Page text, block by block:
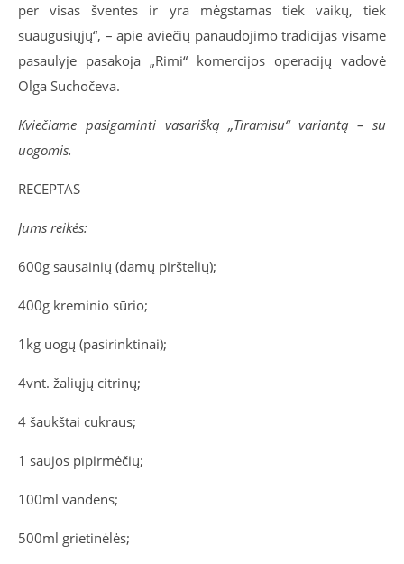
per visas šventes ir yra mėgstamas tiek vaikų, tiek
suaugusiųjų“, – apie aviečių panaudojimo tradicijas visame
pasaulyje pasakoja „Rimi“ komercijos operacijų vadovė
Olga Suchočeva.
Kviečiame pasigaminti vasarišką „Tiramisu“ variantą – su
uogomis.
RECEPTAS
Jums reikės:
600g sausainių (damų pirštelių);
400g kreminio sūrio;
1kg uogų (pasirinktinai);
4vnt. žaliųjų citrinų;
4 šaukštai cukraus;
1 saujos pipirmėčių;
100ml vandens;
500ml grietinėlės;